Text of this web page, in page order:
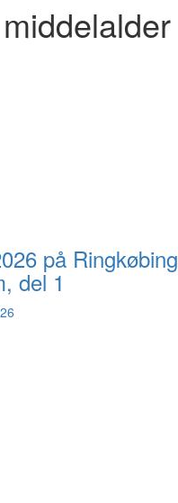
på Ringkøbing
del 1